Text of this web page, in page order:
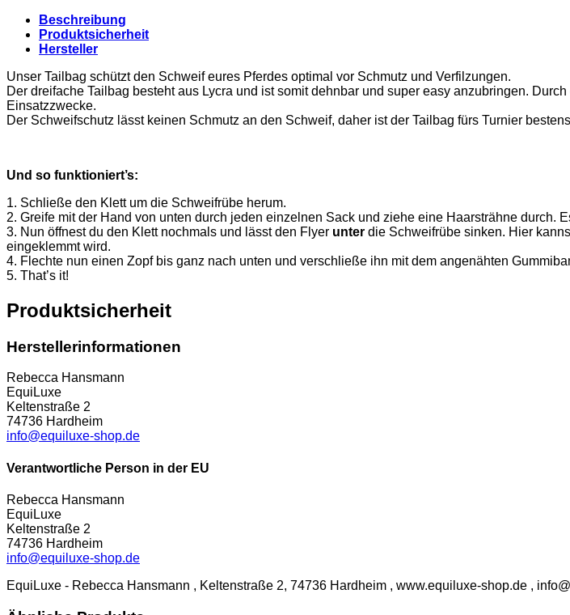
Beschreibung
Produktsicherheit
Hersteller
Unser Tailbag schützt den Schweif eures Pferdes optimal vor Schmutz und Verfilzungen.
Der dreifache Tailbag besteht aus Lycra und ist somit dehnbar und super easy anzubringen.
Einsatzzwecke.
Der Schweifschutz lässt keinen Schmutz an den Schweif, daher ist der Tailbag fürs Turnier
Und so funktioniert’s:
1. Schließe den Klett um die Schweifrübe herum.
2. Greife mit der Hand von unten durch jeden einzelnen Sack und ziehe eine Haarsträhne
3. Nun öffnest du den Klett nochmals und lässt den Flyer unter die Schweifrübe sinken. Hier
eingeklemmt wird.
4. Flechte nun einen Zopf bis ganz nach unten und verschließe ihn mit dem angenähten
5. That’s it!
Produktsicherheit
Herstellerinformationen
Rebecca Hansmann
EquiLuxe
Keltenstraße 2
74736 Hardheim
info@equiluxe-shop.de
Verantwortliche Person in der EU
Rebecca Hansmann
EquiLuxe
Keltenstraße 2
74736 Hardheim
info@equiluxe-shop.de
EquiLuxe - Rebecca Hansmann , Keltenstraße 2, 74736 Hardheim , www.equiluxe-shop.de ,